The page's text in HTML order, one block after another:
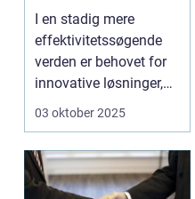
tilter
I en stadig mere
effektivitetssøgende
verden er behovet for
innovative løsninger,
der ...
03 oktober 2025